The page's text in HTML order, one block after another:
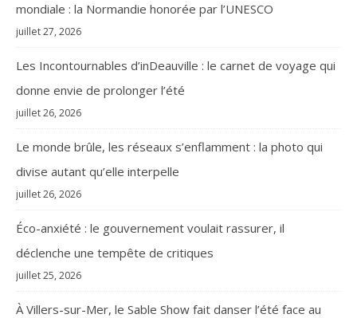
mondiale : la Normandie honorée par l’UNESCO
juillet 27, 2026
Les Incontournables d’inDeauville : le carnet de voyage qui
donne envie de prolonger l’été
juillet 26, 2026
Le monde brûle, les réseaux s’enflamment : la photo qui
divise autant qu’elle interpelle
juillet 26, 2026
Éco-anxiété : le gouvernement voulait rassurer, il
déclenche une tempête de critiques
juillet 25, 2026
À Villers-sur-Mer, le Sable Show fait danser l’été face au